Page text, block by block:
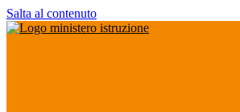
Salta al contenuto